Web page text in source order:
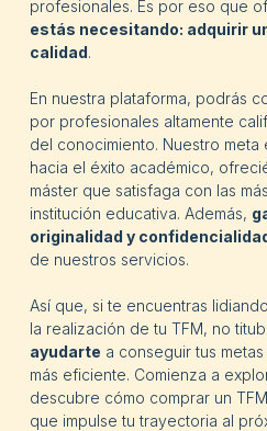
profesionales. Es por eso que
estás necesitando: adquirir
calidad.
En nuestra plataforma, podrás
por profesionales altamente
del conocimiento. Nuestro meta
hacia el éxito académico,
máster que satisfaga con las
institución educativa. Además,
originalidad y
de nuestros servicios.
Así que, si te encuentras
la realización de tu TFM, no
ayudarte a conseguir tus
más eficiente. Comienza a
descubre cómo comprar un
que impulse tu trayectoria al